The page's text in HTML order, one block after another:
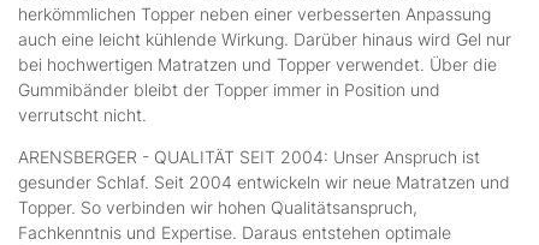
herkömmlichen Topper neben einer verbesserten Anpassung
auch eine leicht kühlende Wirkung. Darüber hinaus wird Gel nur
bei hochwertigen Matratzen und Topper verwendet. Über die
Gummibänder bleibt der Topper immer in Position und
verrutscht nicht.
ARENSBERGER - QUALITÄT SEIT 2004: Unser Anspruch ist
gesunder Schlaf. Seit 2004 entwickeln wir neue Matratzen und
Topper. So verbinden wir hohen Qualitätsanspruch,
Fachkenntnis und Expertise. Daraus entstehen optimale